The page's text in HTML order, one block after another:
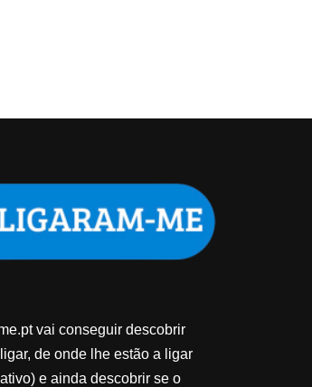
vai conseguir descobrir
de onde lhe estão a ligar
e ainda descobrir se o